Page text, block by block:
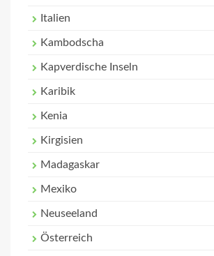
Italien
Kambodscha
Kapverdische Inseln
Karibik
Kenia
Kirgisien
Madagaskar
Mexiko
Neuseeland
Österreich